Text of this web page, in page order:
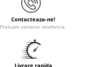
Contacteaza-ne!
Preluam comenzi telefonice.
Livrare rapida